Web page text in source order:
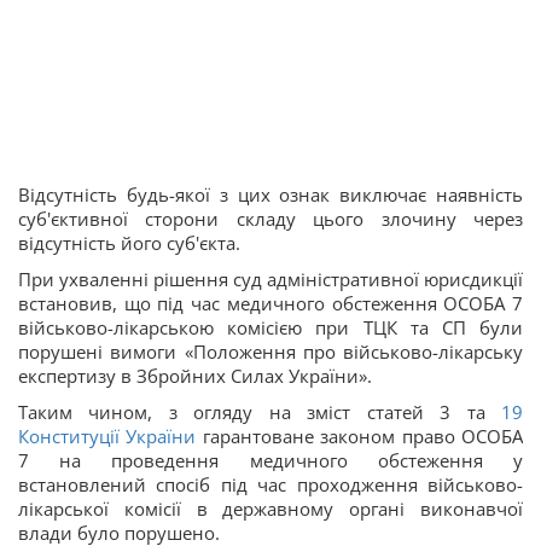
Відсутність будь-якої з цих ознак виключає наявність
суб'єктивної сторони складу цього злочину через
відсутність його суб'єкта.
При ухваленні рішення суд адміністративної юрисдикції
встановив, що під час медичного обстеження ОСОБА 7
військово-лікарською комісією при ТЦК та СП були
порушені вимоги «Положення про військово-лікарську
експертизу в Збройних Силах України».
Таким чином, з огляду на зміст статей 3 та 19
Конституції України гарантоване законом право ОСОБА
7 на проведення медичного обстеження у
встановлений спосіб під час проходження військово-
лікарської комісії в державному органі виконавчої
влади було порушено.